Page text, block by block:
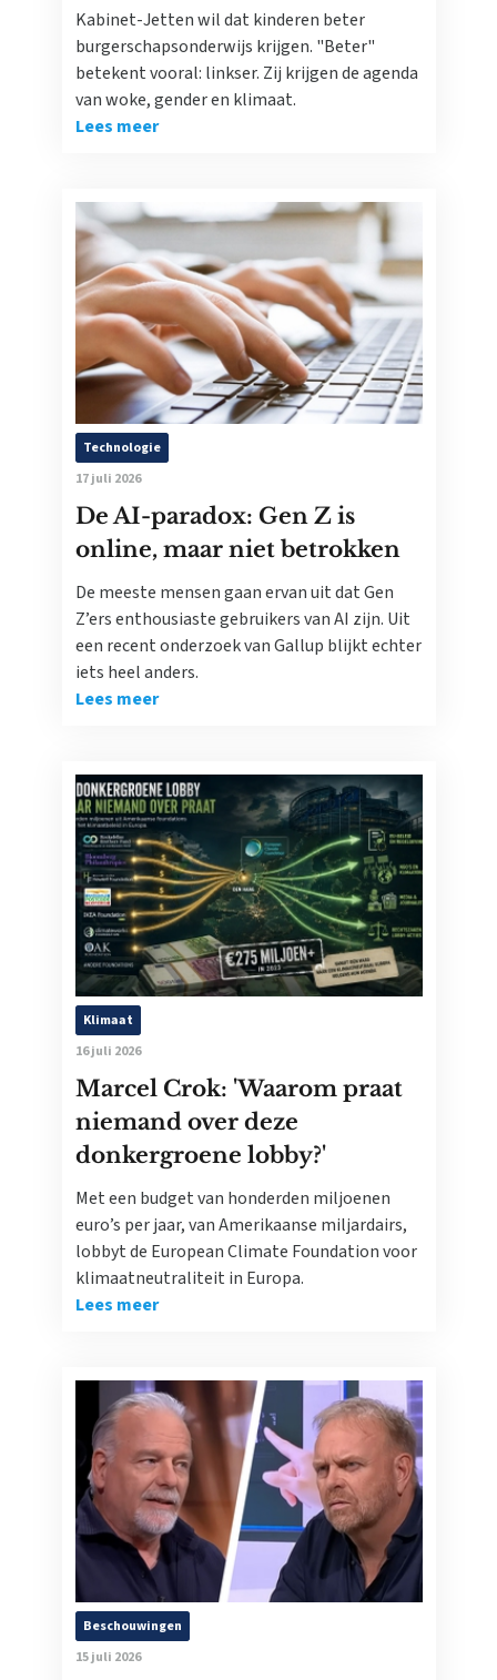
Kabinet-Jetten wil dat kinderen beter
burgerschapsonderwijs krijgen. "Beter"
betekent vooral: linkser. Zij krijgen de agenda
van woke, gender en klimaat.
Lees meer
Technologie
17 juli 2026
De AI-paradox: Gen Z is
online, maar niet betrokken
De meeste mensen gaan ervan uit dat Gen
Z’ers enthousiaste gebruikers van AI zijn. Uit
een recent onderzoek van Gallup blijkt echter
iets heel anders.
Lees meer
Klimaat
16 juli 2026
Marcel Crok: 'Waarom praat
niemand over deze
donkergroene lobby?'
Met een budget van honderden miljoenen
euro’s per jaar, van Amerikaanse miljardairs,
lobbyt de European Climate Foundation voor
klimaatneutraliteit in Europa.
Lees meer
Beschouwingen
15 juli 2026